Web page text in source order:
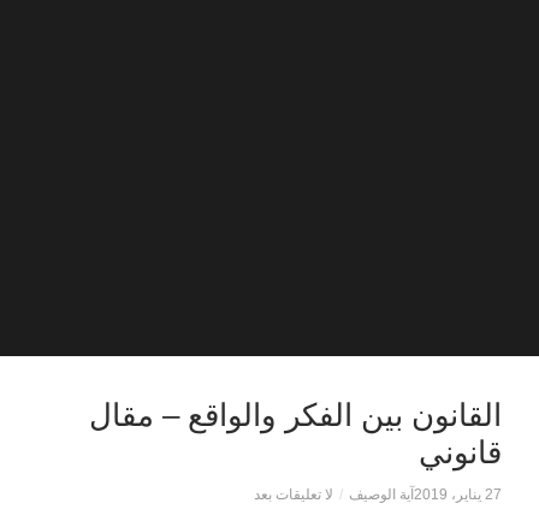
القانون بين الفكر والواقع – مقال
قانوني
27 يناير، 2019 آية الوصيف / لا تعليقات بعد